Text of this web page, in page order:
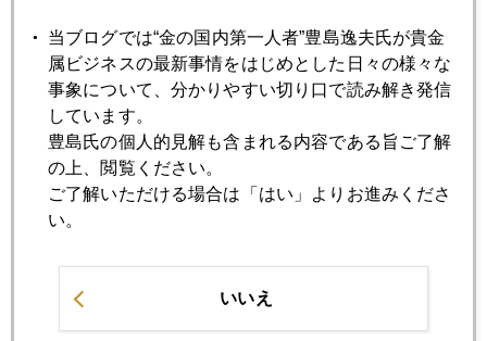
2020年11月20日
金のリサイクル増加
2020年11月19日
どうなるワクチン相場
当ブログでは“金の国内第一人者”豊島逸夫氏が貴金
属ビジネスの最新事情をはじめとした日々の様々な
事象について、分かりやすい切り口で読み解き発信
しています。
豊島氏の個人的見解も含まれる内容である旨ご了解
の上、閲覧ください。
ご了解いただける場合は「はい」よりお進みくださ
い。
いいえ